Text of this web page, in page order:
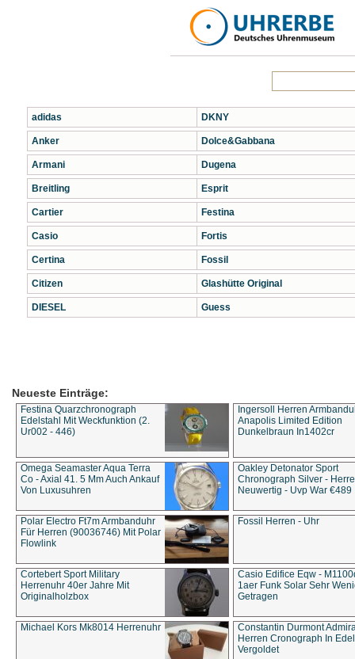
adidas
Anker
Armani
Breitling
Cartier
Casio
Certina
Citizen
DIESEL
DKNY
Dolce&Gabbana
Dugena
Esprit
Festina
Fortis
Fossil
Glashütte Original
Guess
Neueste Einträge:
Festina Quarzchronograph
Edelstahl Mit Weckfunktion (2.
Ur002 - 446)
Ingersoll Herren
Anapolis Limited Edition
Dunkelbraun In1402cr
Omega Seamaster Aqua Terra
Co - Axial 41. 5 Mm Auch Ankauf
Von Luxusuhren
Oakley Detonator Sport
Chronograph Silver -
Neuwertig - Uvp War €489
Polar Electro Ft7m Armbanduhr
Für Herren (90036746) Mit Polar
Flowlink
Fossil Herren - Uhr
Cortebert Sport Military
Herrenuhr 40er Jahre Mit
Originalholzbox
Casio Edifice Eqw -
1aer Funk Solar Sehr
Getragen
Michael Kors Mk8014 Herrenuhr
Constantin Durmont
Herren Cronograph In
Vergoldet